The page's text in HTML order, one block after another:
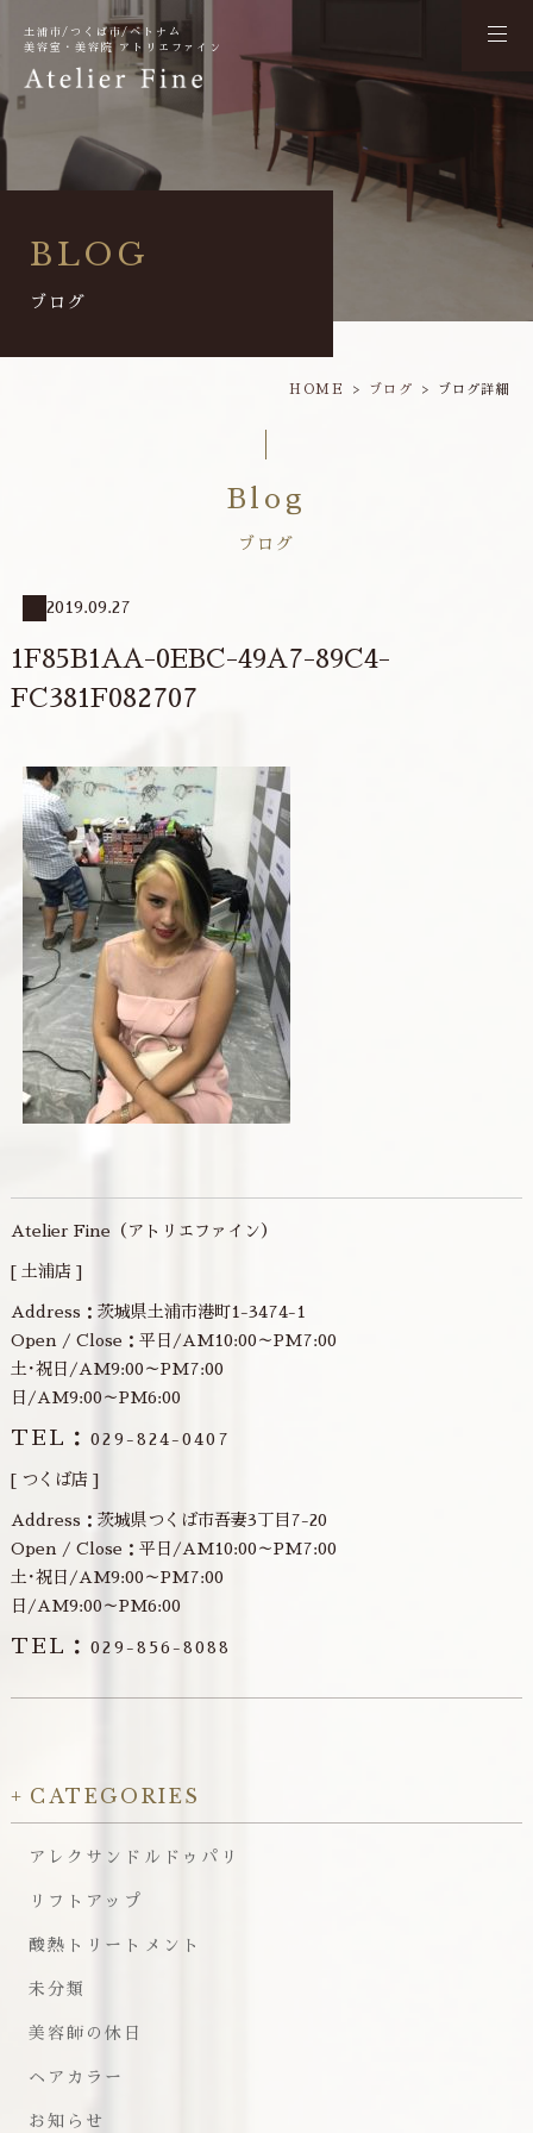
土浦市/つくば市/ベトナム
美容室・美容院 アトリエファイン
BLOG
ブログ
HOME ブログ ブログ詳細
Blog
ブログ
2019.09.27
1F85B1AA-0EBC-49A7-89C4-
FC381F082707
Atelier Fine（アトリエファイン）
[ 土浦店 ]
Address：茨城県土浦市港町1-3474-1
Open / Close：平日/AM10:00～PM7:00
土･祝日/AM9:00～PM7:00
日/AM9:00～PM6:00
TEL：029-824-0407
[ つくば店 ]
Address：茨城県つくば市吾妻3丁目7-20
Open / Close：平日/AM10:00～PM7:00
土･祝日/AM9:00～PM7:00
日/AM9:00～PM6:00
TEL：029-856-8088
CATEGORIES
アレクサンドルドゥパリ
リフトアップ
酸熱トリートメント
未分類
美容師の休日
ヘアカラー
お知らせ